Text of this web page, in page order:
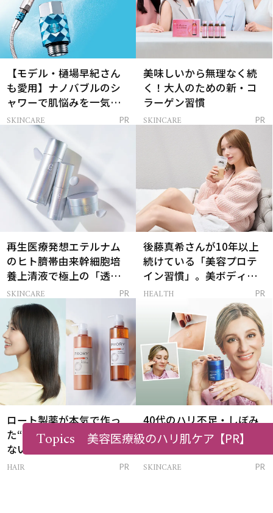
【モデル・樋場早紀さん
も愛用】ナノバブルのシ
ャワーで肌悩みを一気に
解決
SKINCARE PR
美味しいから無理なく続
く！大人のための新・コ
ラーゲン習慣
SKINCARE PR
再生医療発想エテルナム
のヒト臍帯由来幹細胞培
養上清液で極上の「透明
感ハリ肌」へ
SKINCARE PR
後藤真希さんが10年以上
続けている「美容プロテ
イン習慣」。美ボディを
支える朝ルーティンと
HEALTH PR
ロート製薬が本気で作っ
た“オンラインでしか買え
ない”大人のシャンプー＆
トリートメントって？
HAIR PR
40代のハリ不足・しぼみ
感に！科学の力で肌力を
底上げする「肌密度セラ
ム」
SKINCARE PR
Topics 美容医療級のハリ肌ケア【PR】